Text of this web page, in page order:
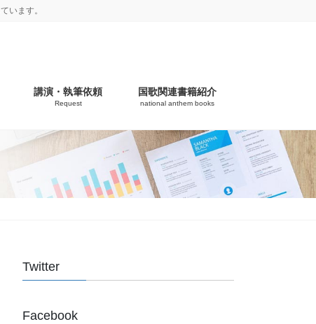
います。
講演・執筆依頼
Request
国歌関連書籍紹介
national anthem books
Twitter
Facebook